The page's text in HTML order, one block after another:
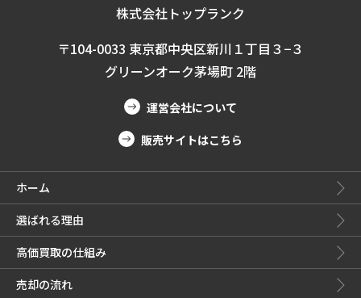
株式会社トップランク
〒104-0033 東京都中央区新川１丁目３−３
グリーンオーク茅場町 2階
運営会社について
販売サイトはこちら
ホーム
選ばれる理由
高価買取の仕組み
売却の流れ